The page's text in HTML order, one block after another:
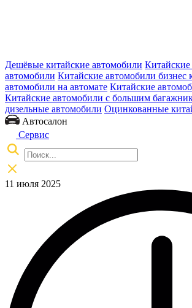
Дешёвые китайские автомобили
автомобили Китайские автомобили бизнес
автомобили на автомате Китайские
Китайские автомобили с большим
дизельные автомобили Оцинкованные
Автосалон
Сервис
11 июля 2025